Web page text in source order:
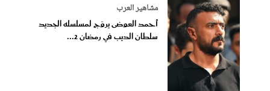
مشاهير العرب
أحمد العوضى يروّج لمسلسله الجديد
سلطان الديب في رمضان 2...